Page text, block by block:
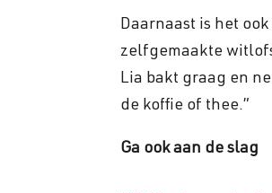
Daarnaast is het
zelfgemaakte
Lia bakt graag en
de koffie of thee.”
Ga ook aan de slag